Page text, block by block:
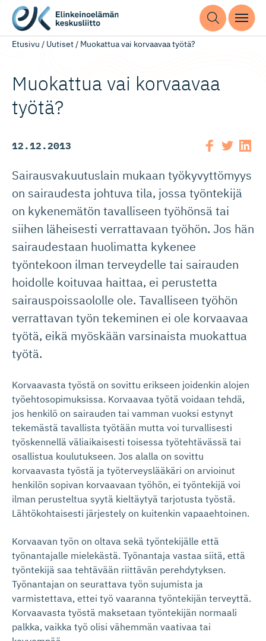
Etusivu / Uutiset/ Muokattua vai korvaavaa työtä?
Muokattua vai korvaavaa
työtä?
12.12.2013
Sairausvakuutuslain mukaan työkyvyttömyys
on sairaudesta johtuva tila, jossa työntekijä
on kykenemätön tavalliseen työhönsä tai
siihen läheisesti verrattavaan työhön. Jos hän
sairaudestaan huolimatta kykenee
työntekoon ilman terveydelle tai sairauden
hoidolle koituvaa haittaa, ei perustetta
sairauspoissaololle ole. Tavalliseen työhön
verrattavan työn tekeminen ei ole korvaavaa
työtä, eikä myöskään varsinaista muokattua
työtä.
Korvaavasta työstä on sovittu erikseen joidenkin alojen
työehtosopimuksissa. Korvaavaa työtä voidaan tehdä,
jos henkilö on sairauden tai vamman vuoksi estynyt
tekemästä tavallista työtään mutta voi turvallisesti
työskennellä väliaikaisesti toisessa työtehtävässä tai
osallistua koulutukseen. Jos alalla on sovittu
korvaavasta työstä ja työterveyslääkäri on arvioinut
henkilön sopivan korvaavaan työhön, ei työntekijä voi
ilman perusteltua syytä kieltäytyä tarjotusta työstä.
Lähtökohtaisesti järjestely on kuitenkin vapaaehtoinen.
Korvaavan työn on oltava sekä työntekijälle että
työnantajalle mielekästä. Työnantaja vastaa siitä, että
työntekijä saa tehtävään riittävän perehdytyksen.
Työnantajan on seurattava työn sujumista ja
varmistettava, ettei työ vaaranna työntekijän terveyttä.
Korvaavasta työstä maksetaan työntekijän normaali
palkka, vaikka työ olisi vähemmän vaativaa tai